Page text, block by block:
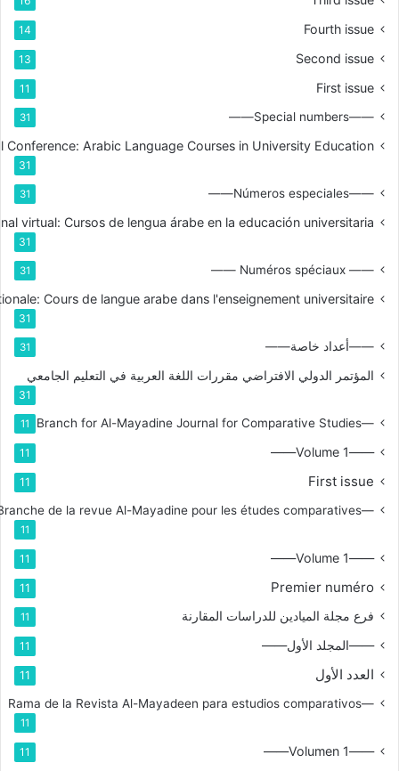
Fourth issue
14
Second issue
13
First issue
11
——Special numbers——
31
Conference: Arabic Language Courses in University Education
31
——Números especiales——
31
virtual: Cursos de lengua árabe en la educación universitaria
31
—— Numéros spéciaux ——
31
Cours de langue arabe dans l'enseignement universitaire
31
——أعداد خاصة—— 31
المؤتمر الدولي الافتراضي مقررات اللغة العربية في التعليم الجامعي
31
—Branch for Al-Mayadine Journal for Comparative Studies
11
——Volume 1——
11
First issue
11
—Branche de la revue Al-Mayadine pour les études comparatives
11
——Volume 1——
11
Premier numéro
11
فرع مجلة الميادين للدراسات المقارنة 11
——المجلد الأول—— 11
العدد الأول 11
—Rama de la Revista Al-Mayadeen para estudios comparativos
11
——Volumen 1——
11